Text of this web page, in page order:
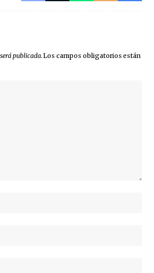
publicada.Los campos obligatorios están